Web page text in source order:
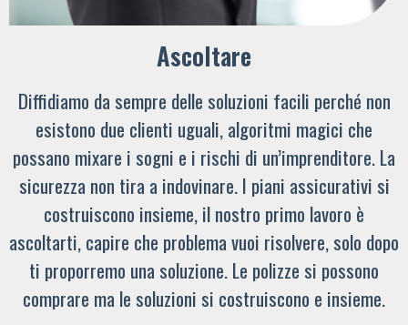
Ascoltare
Diffidiamo da sempre delle soluzioni facili perché non
esistono due clienti uguali, algoritmi magici che
possano mixare i sogni e i rischi di un’imprenditore. La
sicurezza non tira a indovinare. I piani assicurativi si
costruiscono insieme, il nostro primo lavoro è
ascoltarti, capire che problema vuoi risolvere, solo dopo
ti proporremo una soluzione. Le polizze si possono
comprare ma le soluzioni si costruiscono e insieme.